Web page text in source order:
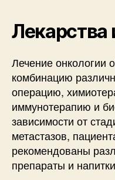
Лекарства
Лечение онкологии
комбинацию
операцию,
иммунотерапию и
зависимости от
метастазов,
рекомендованы
препараты и